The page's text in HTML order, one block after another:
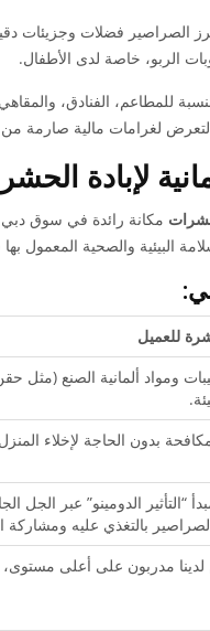
الصراصير فضلات وجزيئات
الربو، خاصة لدى الأطفال.
للمطاعم، الفنادق،
لغرامات مالية صارمة من
لإبادة
مكانة رائدة في سوق دبي
البيئية والصحية المعمول
للعميل
ومواد ألمانية الصنع (مثل
بدون الحاجة لإخلاء
“التأثير الدومينو” عبر
بالتغذي عليه ومشاركة
لدينا مدربون على أعلى